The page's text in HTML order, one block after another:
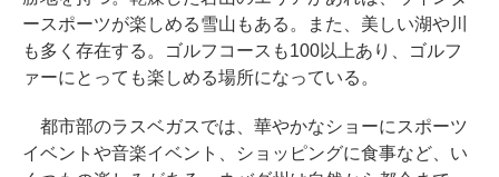
ースポーツが楽しめる雪山もある。また、美しい湖や川
も多く存在する。ゴルフコースも100以上あり、ゴルフ
ァーにとっても楽しめる場所になっている。
都市部のラスベガスでは、華やかなショーにスポーツ
イベントや音楽イベント、ショッピングに食事など、い